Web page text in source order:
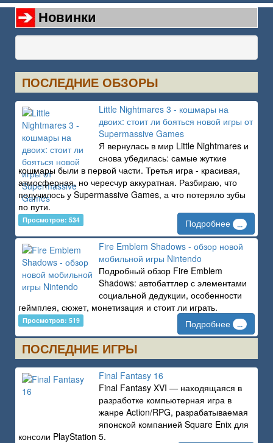
Новинки
ПОСЛЕДНИЕ ОБЗОРЫ
Little Nightmares 3 - кошмары на
двоих: стоит ли бояться новой игры от
Supermassive Games
Я вернулась в мир Little Nightmares и
снова убедилась: самые жуткие
кошмары были в первой части. Третья игра - красивая,
атмосферная, но чересчур аккуратная. Разбираю, что
получилось у Supermassive Games, а что потеряло зубы
по пути.
Просмотров: 534 Подробнее ...
Fire Emblem Shadows - обзор новой
мобильной игры Nintendo
Подробный обзор Fire Emblem
Shadows: автобаттлер с элементами
социальной дедукции, особенности
геймплея, сюжет, монетизация и стоит ли играть.
Просмотров: 519 Подробнее ...
ПОСЛЕДНИЕ ИГРЫ
Final Fantasy 16
Final Fantasy XVI — находящаяся в
разработке компьютерная игра в
жанре Action/RPG, разрабатываемая
японской компанией Square Enix для
консоли PlayStation 5.